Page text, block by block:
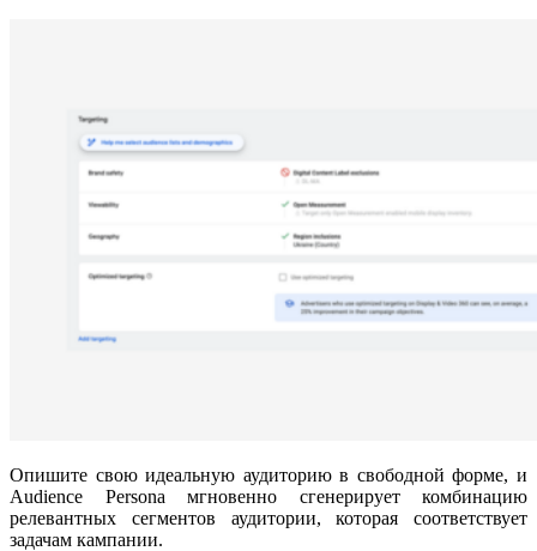
Опишите свою идеальную аудиторию в свободной форме, и
Audience Persona мгновенно сгенерирует комбинацию
релевантных сегментов аудитории, которая соответствует
задачам кампании.